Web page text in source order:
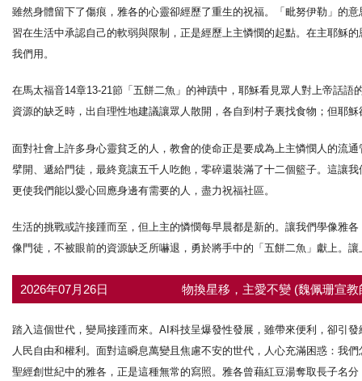
雖然身體留下了傷痕，雅各的心靈卻經歷了重生的祝福。「毗努伊勒」
習在生活中承認自己的軟弱與限制，正是經歷上主憐憫的起點。在主耶穌
我們用。
在馬太福音14章13-21節「五餅二魚」的神蹟中，耶穌看見眾人對上帝話
資源的缺乏時，出自理性地建議讓眾人散開，各自到村子裏找食物；但耶
面對社會上許多身心靈貧乏的人，教會的使命正是要成為上主憐憫人的流
擘開、遞給門徒，最終竟讓五千人吃飽，零碎還裝滿了十二個籃子。這讓
更使我們能以愛心回應身邊有需要的人，盡力祝福社區。
生活的挑戰或許接踵而至，但上主的憐憫每早晨都是新的。讓我們學像雅
像門徒，不被眼前的資源缺乏所嚇退，勇於將手中的「五餅二魚」獻上。
2026年07月26日 物換星移，主愛不變 (魏佩珊宣
踏入這個世代，變局接踵而來。AI科技呈爆發性發展，雖帶來便利，卻引
人民自由和權利。面對這瞬息萬變且焦慮不安的世代，人心充滿困惑：我
聖經創世紀中的雅各，正是這種無常的寫照。雅各曾藉紅豆湯奪取長子名